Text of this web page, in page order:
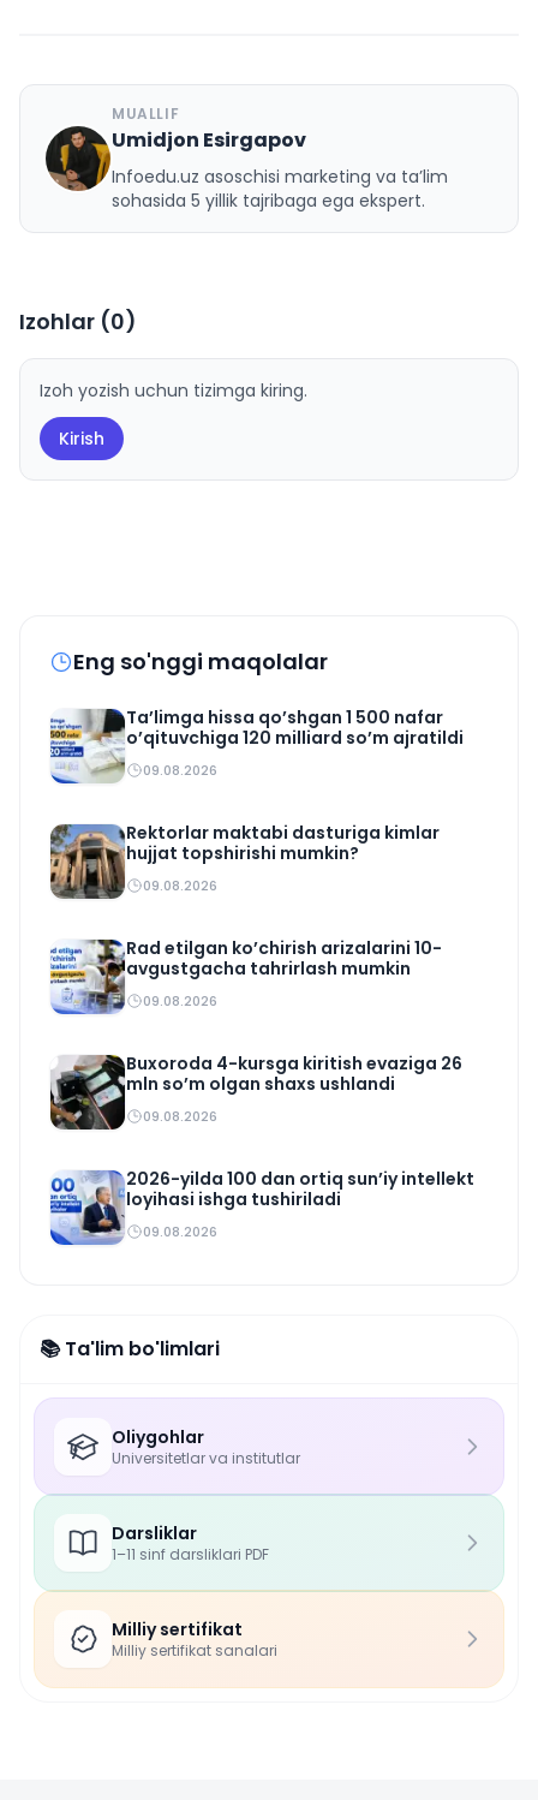
U
MUALLIF
Umidjon Esirgapov
Infoedu.uz asoschisi marketing va ta’lim
sohasida 5 yillik tajribaga ega ekspert.
Izohlar (0)
Izoh yozish uchun tizimga kiring.
Kirish
Eng so'nggi maqolalar
Ta’limga hissa qo’shgan 1 500 nafar
o’qituvchiga 120 milliard so’m ajratildi
09.08.2026
Rektorlar maktabi dasturiga kimlar
hujjat topshirishi mumkin?
09.08.2026
Rad etilgan ko’chirish arizalarini 10-
avgustgacha tahrirlash mumkin
09.08.2026
Buxoroda 4-kursga kiritish evaziga 26
mln so’m olgan shaxs ushlandi
09.08.2026
2026-yilda 100 dan ortiq sun’iy intellekt
loyihasi ishga tushiriladi
09.08.2026
📚 Ta'lim bo'limlari
Oliygohlar
Universitetlar va institutlar
Darsliklar
1–11 sinf darsliklari PDF
Milliy sertifikat
Milliy sertifikat sanalari